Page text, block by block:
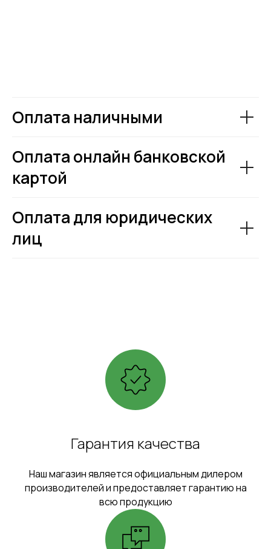
Оплата наличными
Оплата онлайн банковской
картой
Оплата для юридических
лиц
Гарантия качества
Наш магазин является официальным дилером
производителей и предоставляет гарантию на
всю продукцию